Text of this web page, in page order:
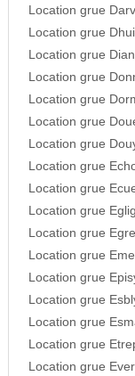
Location grue
Location grue
Location grue
Location grue
Location grue
Location grue
Location grue
Location grue
Location grue
Location grue
Location grue
Location grue
Location grue
Location grue
Location grue
Location grue
Location grue